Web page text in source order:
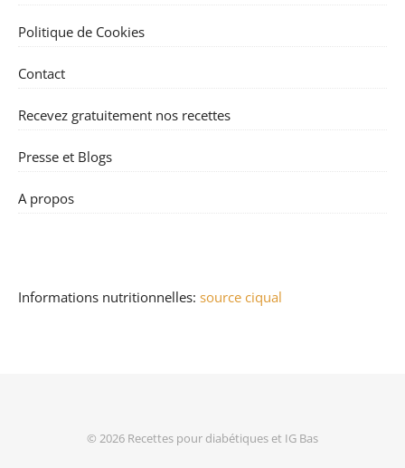
Politique de Cookies
Contact
Recevez gratuitement nos recettes
Presse et Blogs
A propos
Informations nutritionnelles: source ciqual
© 2026 Recettes pour diabétiques et IG Bas